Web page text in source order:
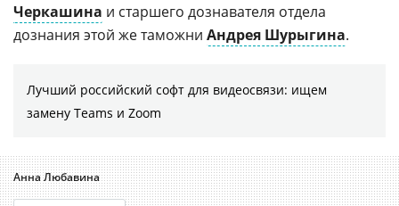
Черкашина и старшего дознавателя отдела
дознания этой же таможни Андрея Шурыгина.
Лучший российский софт для видеосвязи: ищем
замену Teams и Zoom
Анна Любавина